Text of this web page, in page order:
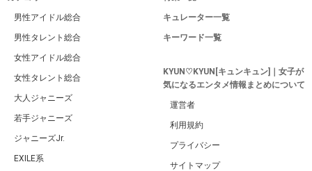
男性アイドル総合
男性タレント総合
女性アイドル総合
女性タレント総合
大人ジャニーズ
若手ジャニーズ
ジャニーズJr.
EXILE系
キュレーター一覧
キーワード一覧
KYUN♡KYUN[キュンキュン]｜女子が
気になるエンタメ情報まとめについて
運営者
利用規約
プライバシー
サイトマップ